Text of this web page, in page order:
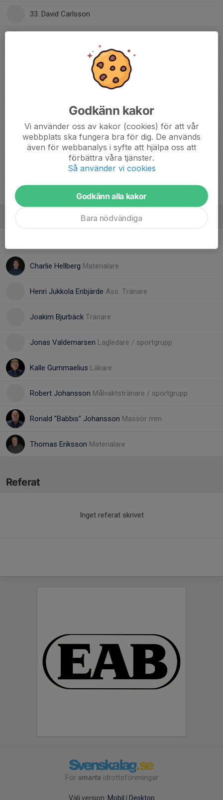
33. David Carlsson
40. Viktor Johannesson
51. Jonatan Nielsen
70. Adam Ahnberg
88. Wille Mårtensson
97. Adam Andersson
Charlie Hellberg Materialare
Henri Jukkola Enbjärde Ass. Tränare
Joakim Bjurbäck Tränare
Jonas Valdemarsen Lagledare / sportgrupp
Kalle Gummaelius Läkare
Robert Johansson Målvaktstränare / sportgrupp
Ronald "Babbis" Johansson Massör mm
Thomas Eriksson Materialare
Referat
Inget referat skrivet
För smarta idrottsföreningar
Välj version: Mobil Desktop
Godkänn kakor
Vi använder oss av kakor (cookies) för att vår
webbplats ska fungera bra för dig. De används
även för webbanalys i syfte att hjälpa oss att
förbättra våra tjänster.
Så använder vi cookies
Godkänn alla kakor
Bara nödvändiga